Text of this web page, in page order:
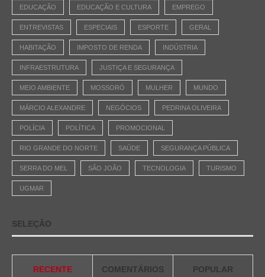
EDUCAÇÃO EDUCAÇÃO E CULTURA EMPREGO
ENTREVISTAS ESPECIAIS ESPORTE GERAL
HABITAÇÃO IMPOSTO DE RENDA INDÚSTRIA
INFRAESTRUTURA JUSTIÇA E SEGURANÇA
MEIO AMBIENTE MOSSORÓ MULHER MUNDO
MÁRCIO ALEXANDRE NEGÓCIOS PEDRINA OLIVEIRA
POLÍCIA POLÍTICA PROMOCIONAL
RIO GRANDE DO NORTE SAÚDE SEGURANÇA PÚBLICA
SERRA DO MEL SÃO JOÃO TECNOLOGIA TURISMO
UGMAR
SELEÇÃO
RECENTE COMENTÁRIOS POPULAR